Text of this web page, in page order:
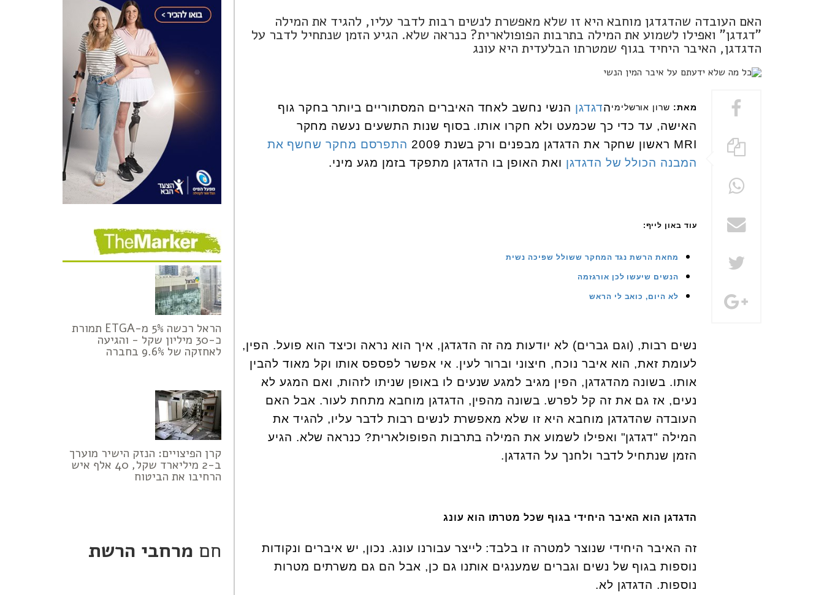
האם העובדה שהדגדגן מוחבא היא זו שלא מאפשרת לנשים רבות לדבר עליו, להגיד את המילה
"דגדגן" ואפילו לשמוע את המילה בתרבות הפופולארית? כנראה שלא. הגיע הזמן שנתחיל לדבר על
הדגדגן, האיבר היחיד בגוף שמטרתו הבלעדית היא עונג
מאת: שרון אורשלימי הדגדגן הנשי נחשב לאחד האיברים המסתוריים ביותר בחקר גוף
האישה, עד כדי כך שכמעט ולא חקרו אותו. בסוף שנות התשעים נעשה מחקר
MRI ראשון שחקר את הדגדגן מבפנים ורק בשנת 2009
התפרסם מחקר שחשף את
המבנה הכולל של הדגדגן ואת האופן בו הדגדגן מתפקד בזמן מגע מיני.
עוד באון לייף:
מחאת הרשת נגד המחקר ששולל שפיכה נשית
הנשים שיעשו לכן אורגזמה
לא היום, כואב לי הראש
נשים רבות, (וגם גברים) לא יודעות מה זה הדגדגן, איך הוא נראה וכיצד הוא פועל. הפין,
לעומת זאת, הוא איבר נוכח, חיצוני וברור לעין. אי אפשר לפספס אותו וקל מאוד להבין
אותו. בשונה מהדגדגן, הפין מגיב למגע שנעים לו באופן שניתו לזהות, ואם המגע לא
נעים, אז גם את זה קל לפרש. בשונה מהפין, הדגדגן מוחבא מתחת לעור. אבל האם
העובדה שהדגדגן מוחבא היא זו שלא מאפשרת לנשים רבות לדבר עליו, להגיד את
המילה "דגדגן" ואפילו לשמוע את המילה בתרבות הפופולארית? כנראה שלא. הגיע
הזמן שנתחיל לדבר ולחנך על הדגדגן.
הדגדגן הוא האיבר היחידי בגוף שכל מטרתו הוא עונג
זה האיבר היחידי שנוצר למטרה זו בלבד: לייצר עבורנו עונג. נכון, יש איברים ונקודות
נוספות בגוף של נשים וגברים שמענגים אותנו גם כן, אבל הם גם משרתים מטרות
נוספות. הדגדגן לא.
הראל רכשה 5% מ-ETGA תמורת
כ-30 מיליון שקל - והגיעה
לאחזקה של 9.6% בחברה
קרן הפיצויים: הנזק הישיר מוערך
ב-2 מיליארד שקל, 40 אלף איש
הרחיבו את הביטוח
חם מרחבי הרשת